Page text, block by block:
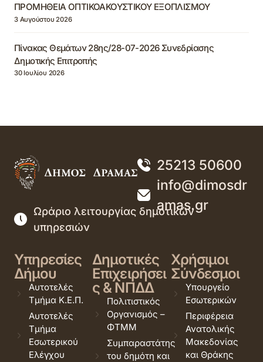
ΠΡΟΜΗΘΕΙΑ ΟΠΤΙΚΟΑΚΟΥΣΤΙΚΟΥ ΕΞΟΠΛΙΣΜΟΥ
3 Αυγούστου 2026
Πίνακας Θεμάτων 28ης/28-07-2026 Συνεδρίασης
Δημοτικής Επιτροπής
30 Ιουλίου 2026
25213 50600
info@dimosdr
amas.gr
Ωράριο λειτουργίας δημοτικών
υπηρεσιών
Υπηρεσίες
Δήμου
Αυτοτελές
Τμήμα Κ.Ε.Π.
Αυτοτελές
Τμήμα
Εσωτερικού
Ελέγχου
Δημοτικές
Επιχειρήσει
ς & ΝΠΔΔ
Πολιτιστικός
Οργανισμός –
ΦΤΜΜ
Συμπαραστάτης
του δημότη και
Χρήσιμοι
Σύνδεσμοι
Υπουργείο
Εσωτερικών
Περιφέρεια
Ανατολικής
Μακεδονίας
και Θράκης